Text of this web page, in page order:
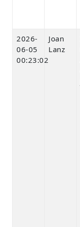
2026-
06-05
00:23:02
Joan
Lanz